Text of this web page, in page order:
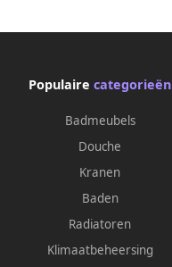
Populaire categorieën
Badmeubels
Douche
Kranen
Baden
Radiatoren
Klimaatbeheersing